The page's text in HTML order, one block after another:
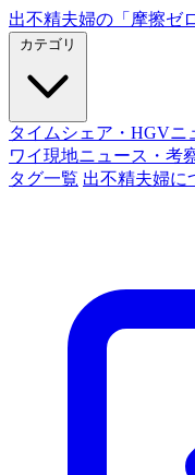
出不精夫婦の 「摩擦ゼ
タイムシェア・HGVニ
ワイ現地ニュース・考
タグ一覧 出不精夫婦に